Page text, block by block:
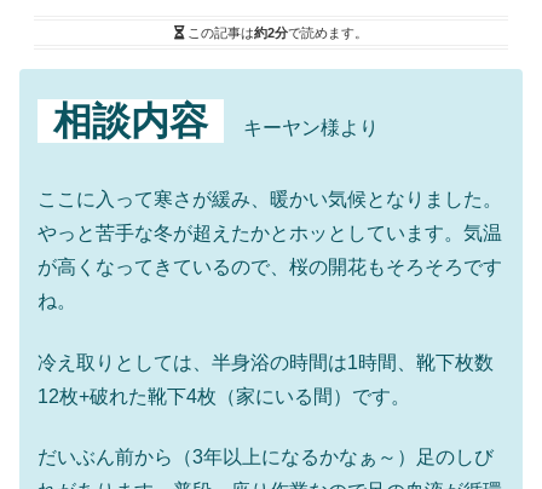
この記事は約2分で読めます。
相談内容 キーヤン様より
ここに入って寒さが緩み、暖かい気候となりました。
やっと苦手な冬が超えたかとホッとしています。気温
が高くなってきているので、桜の開花もそろそろです
ね。
冷え取りとしては、半身浴の時間は1時間、靴下枚数
12枚+破れた靴下4枚（家にいる間）です。
だいぶん前から（3年以上になるかなぁ～）足のしび